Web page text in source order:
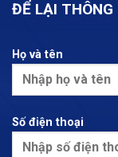
ĐỂ LẠI THÔNG
Họ và tên
Số điện thoại